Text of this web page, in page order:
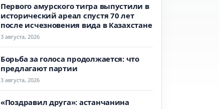
Первого амурского тигра выпустили в
исторический ареал спустя 70 лет
после исчезновения вида в Казахстане
3 августа, 2026
Борьба за голоса продолжается: что
предлагают партии
3 августа, 2026
«Поздравил друга»: астанчанина